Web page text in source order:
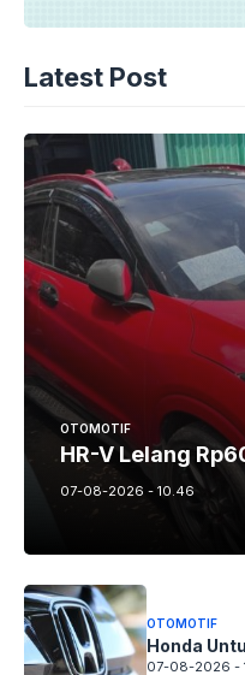
Latest Post
OTOMOTIF
HR-V Lelang
07-08-2026 - 10.46
OTOMOTIF
Honda
07-08-2026 -